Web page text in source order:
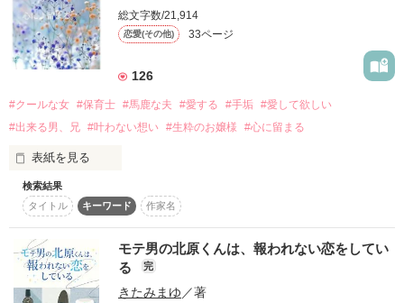
皆様のおかげです！！
ありがとうございますっ！！
.｡*ﾟ+.*.｡.｡*ﾟ+.*.｡.｡*ﾟ+.*.｡
作品を読む
作品を読む
うなものだから。
*****
※『会いたい』の続きです。
先輩に初恋をした。
『初恋は叶わないんだよ』
そんなの、知ってるし！！
だけど...。
総文字数/21,914
恋愛(その他) 33ページ
126
#クールな女 #保育士 #馬鹿な夫 #愛する #手垢
#愛して欲しい
#出来る男、兄 #叶わない想い #生粋のお嬢様 #心に留まる
表紙を見る
[　68作品目　]
     完結致しました。
本当は、この内容では
ありませんでしたが
似たような内容に
先が進まなくなり停滞
検索結果
タイトル
キーワード 作家名
モテ男の北原くんは、報われない恋をしてい
る
完
きたみまゆ／著